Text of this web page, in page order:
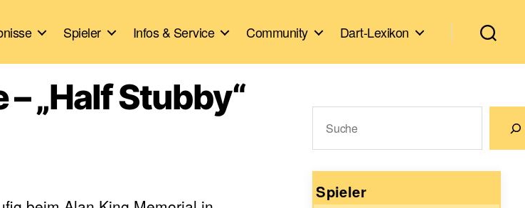
Spieler Infos & Service Community Dart-Lexikon
„Half Stubby“
Spieler